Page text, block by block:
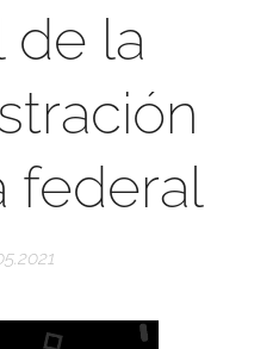
de la
federal